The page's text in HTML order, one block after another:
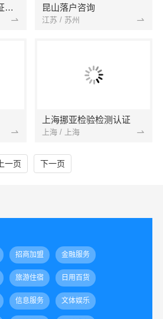
上海挪亚检验检测认证集团有限公司 昆山落户咨询
江苏 / 苏州
上海挪亚检验检测认证
上海 / 上海
上一页 下一页
招商加盟 金融服务
旅游住宿 日用百货
信息服务 文体娱乐